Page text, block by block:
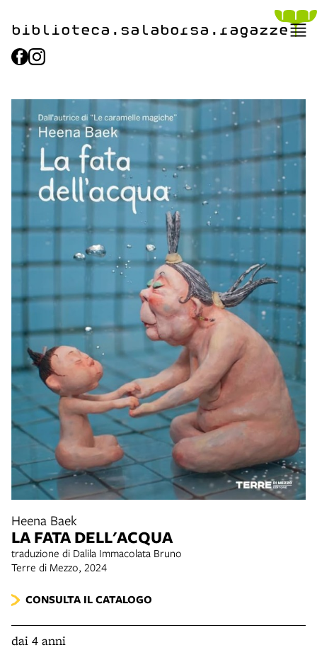
biblioteca.​salaborsa.ragazze
Heena Baek
LA FATA DELL'ACQUA
traduzione di Dalila Immacolata Bruno
Terre di Mezzo, 2024
CONSULTA IL CATALOGO
dai 4 anni